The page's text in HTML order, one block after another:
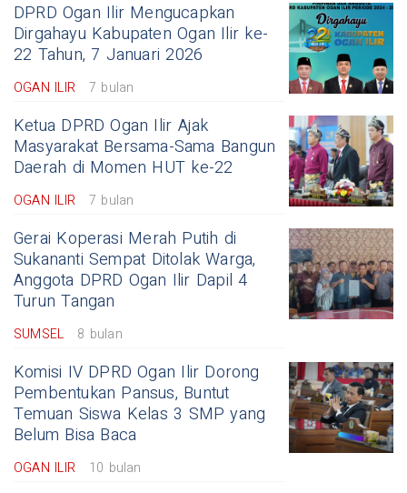
DPRD Ogan Ilir Mengucapkan
Dirgahayu Kabupaten Ogan Ilir ke-
22 Tahun, 7 Januari 2026
OGAN ILIR 7 bulan
Ketua DPRD Ogan Ilir Ajak
Masyarakat Bersama-Sama Bangun
Daerah di Momen HUT ke-22
OGAN ILIR 7 bulan
Gerai Koperasi Merah Putih di
Sukananti Sempat Ditolak Warga,
Anggota DPRD Ogan Ilir Dapil 4
Turun Tangan
SUMSEL 8 bulan
Komisi IV DPRD Ogan Ilir Dorong
Pembentukan Pansus, Buntut
Temuan Siswa Kelas 3 SMP yang
Belum Bisa Baca
OGAN ILIR 10 bulan